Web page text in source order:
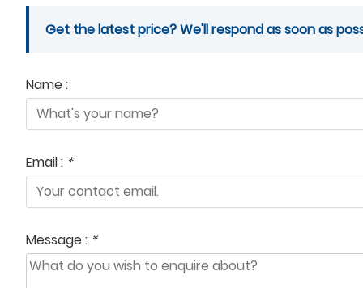
Get the latest price? We'll respond as soon as
Name :
Email : *
Message : *